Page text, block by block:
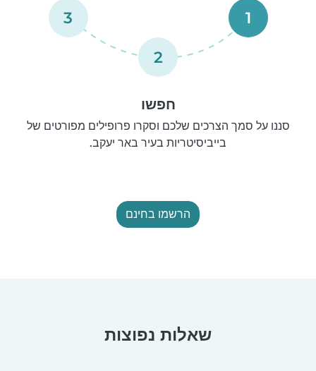
1
2
3
חפשו
סננו על סמך הצרכים שלכם וסקרו פרופילים מפורטים של
בייביסיטריות בעיר באר יעקב.
הרשמו בחינם
שאלות נפוצות